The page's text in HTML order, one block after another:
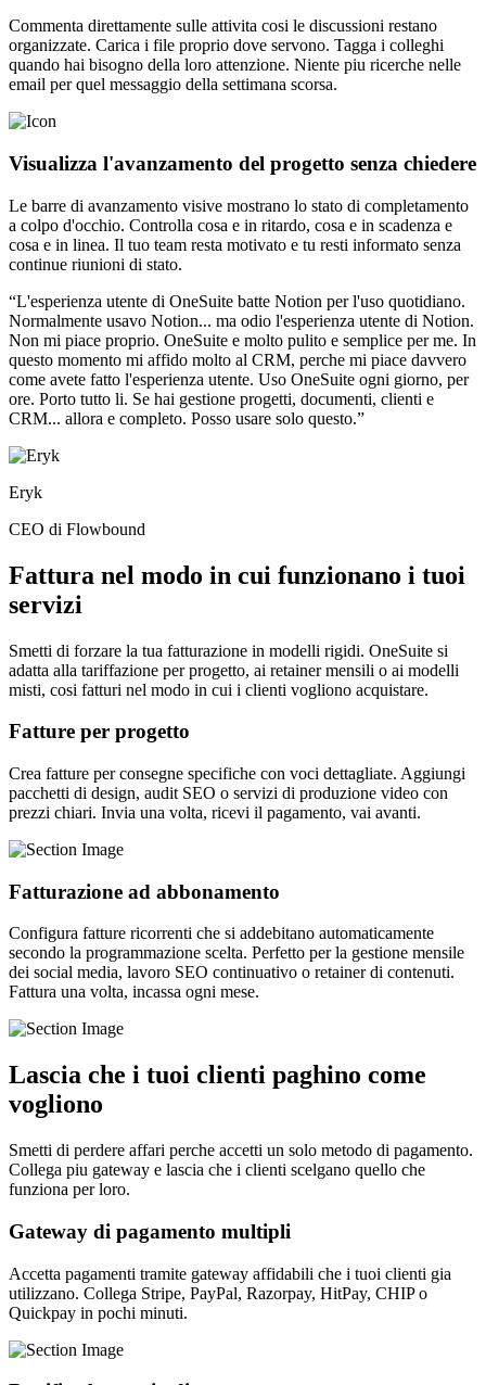
Commenta direttamente sulle attivita cosi le discussioni restano
organizzate. Carica i file proprio dove servono. Tagga i colleghi
quando hai bisogno della loro attenzione. Niente piu ricerche nelle
email per quel messaggio della settimana scorsa.
Visualizza l'avanzamento del progetto senza chiedere
Le barre di avanzamento visive mostrano lo stato di completamento
a colpo d'occhio. Controlla cosa e in ritardo, cosa e in scadenza e
cosa e in linea. Il tuo team resta motivato e tu resti informato senza
continue riunioni di stato.
“L'esperienza utente di OneSuite batte Notion per l'uso quotidiano.
Normalmente usavo Notion... ma odio l'esperienza utente di Notion.
Non mi piace proprio. OneSuite e molto pulito e semplice per me. In
questo momento mi affido molto al CRM, perche mi piace davvero
come avete fatto l'esperienza utente. Uso OneSuite ogni giorno, per
ore. Porto tutto li. Se hai gestione progetti, documenti, clienti e
CRM... allora e completo. Posso usare solo questo.”
Eryk
CEO di Flowbound
Fattura nel modo in cui funzionano i tuoi
servizi
Smetti di forzare la tua fatturazione in modelli rigidi. OneSuite si
adatta alla tariffazione per progetto, ai retainer mensili o ai modelli
misti, cosi fatturi nel modo in cui i clienti vogliono acquistare.
Fatture per progetto
Crea fatture per consegne specifiche con voci dettagliate. Aggiungi
pacchetti di design, audit SEO o servizi di produzione video con
prezzi chiari. Invia una volta, ricevi il pagamento, vai avanti.
Fatturazione ad abbonamento
Configura fatture ricorrenti che si addebitano automaticamente
secondo la programmazione scelta. Perfetto per la gestione mensile
dei social media, lavoro SEO continuativo o retainer di contenuti.
Fattura una volta, incassa ogni mese.
Lascia che i tuoi clienti paghino come
vogliono
Smetti di perdere affari perche accetti un solo metodo di pagamento.
Collega piu gateway e lascia che i clienti scelgano quello che
funziona per loro.
Gateway di pagamento multipli
Accetta pagamenti tramite gateway affidabili che i tuoi clienti gia
utilizzano. Collega Stripe, PayPal, Razorpay, HitPay, CHIP o
Quickpay in pochi minuti.